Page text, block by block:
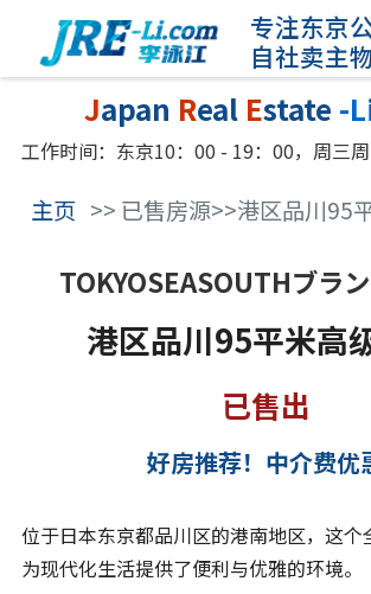
专注东京
自社卖主
Japan Real Estate -
工作时间：东京10：00 - 19：00，周三周
主页 >> 已售房源>>港区品川95
TOKYOSEASOUTHブラ
港区品川95平米高
已售出
好房推荐！中介费优
位于日本东京都品川区的港南地区，这个
为现代化生活提供了便利与优雅的环境。